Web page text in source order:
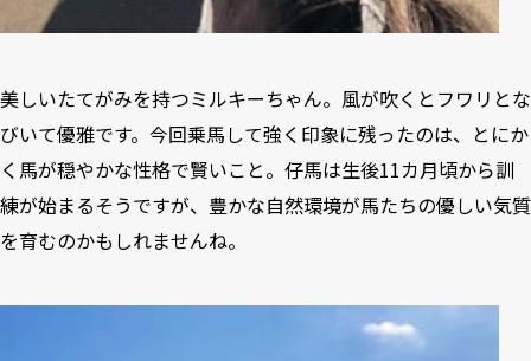
美しいたてがみを持つミルキーちゃん。風が吹くとフワリとな
びいて優雅です。今回乗馬して強く印象に残ったのは、とにか
く馬が穏やかな性格で賢いこと。仔馬は生後11カ月頃から訓
練が始まるそうですが、豊かな自然環境が馬たちの優しい気質
を育むのかもしれませんね。